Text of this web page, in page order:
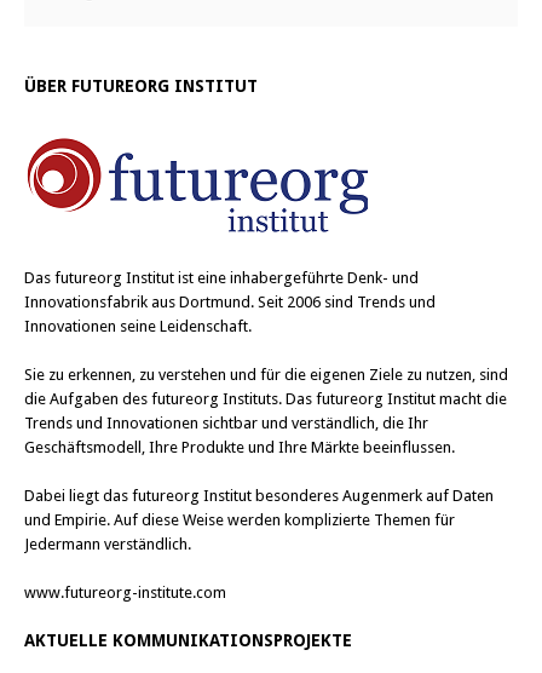
ÜBER FUTUREORG INSTITUT
Das futureorg Institut ist eine inhabergeführte Denk- und
Innovationsfabrik aus Dortmund. Seit 2006 sind Trends und
Innovationen seine Leidenschaft.
Sie zu erkennen, zu verstehen und für die eigenen Ziele zu nutzen, sind
die Aufgaben des futureorg Instituts. Das futureorg Institut macht die
Trends und Innovationen sichtbar und verständlich, die Ihr
Geschäftsmodell, Ihre Produkte und Ihre Märkte beeinflussen.
Dabei liegt das futureorg Institut besonderes Augenmerk auf Daten
und Empirie. Auf diese Weise werden komplizierte Themen für
Jedermann verständlich.
www.futureorg-institute.com
AKTUELLE KOMMUNIKATIONSPROJEKTE